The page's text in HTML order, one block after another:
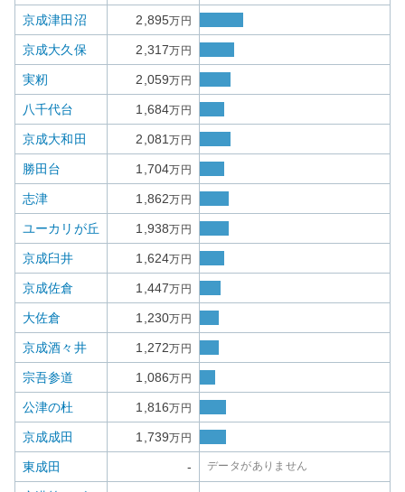
京成津田沼 2,895万円
京成大久保 2,317万円
実籾 2,059万円
八千代台 1,684万円
京成大和田 2,081万円
勝田台 1,704万円
志津 1,862万円
ユーカリが丘 1,938万円
京成臼井 1,624万円
京成佐倉 1,447万円
大佐倉 1,230万円
京成酒々井 1,272万円
宗吾参道 1,086万円
公津の杜 1,816万円
京成成田 1,739万円
東成田 - データがありません